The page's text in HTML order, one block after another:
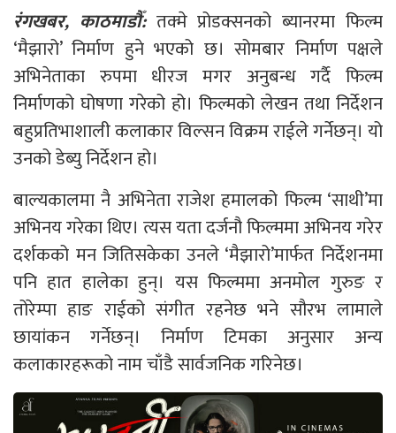
रंगखबर, काठमाडौँ: तक्मे प्रोडक्सनको ब्यानरमा फिल्म
‘मैझारो’ निर्माण हुने भएको छ। सोमबार निर्माण पक्षले
अभिनेताका रुपमा धीरज मगर अनुबन्ध गर्दै फिल्म
निर्माणको घोषणा गरेको हो। फिल्मको लेखन तथा निर्देशन
बहुप्रतिभाशाली कलाकार विल्सन विक्रम राईले गर्नेछन्। यो
उनको डेब्यु निर्देशन हो।
बाल्यकालमा नै अभिनेता राजेश हमालको फिल्म ‘साथी’मा
अभिनय गरेका थिए। त्यस यता दर्जनौ फिल्ममा अभिनय गरेर
दर्शकको मन जितिसकेका उनले ‘मैझारो’मार्फत निर्देशनमा
पनि हात हालेका हुन्। यस फिल्ममा अनमोल गुरुङ र
तोरेम्पा हाङ राईको संगीत रहनेछ भने सौरभ लामाले
छायांकन गर्नेछन्। निर्माण टिमका अनुसार अन्य
कलाकारहरूको नाम चाँडै सार्वजनिक गरिनेछ।